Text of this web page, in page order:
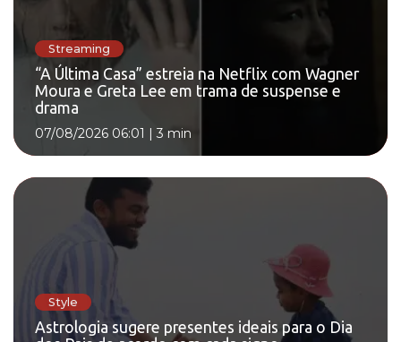
Streaming
“A Última Casa” estreia na Netflix com Wagner
Moura e Greta Lee em trama de suspense e
drama
07/08/2026 06:01 | 3 min
Style
Astrologia sugere presentes ideais para o Dia